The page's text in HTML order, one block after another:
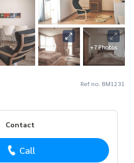
+7 Photos
Ref no. BM1231
Contact
Call